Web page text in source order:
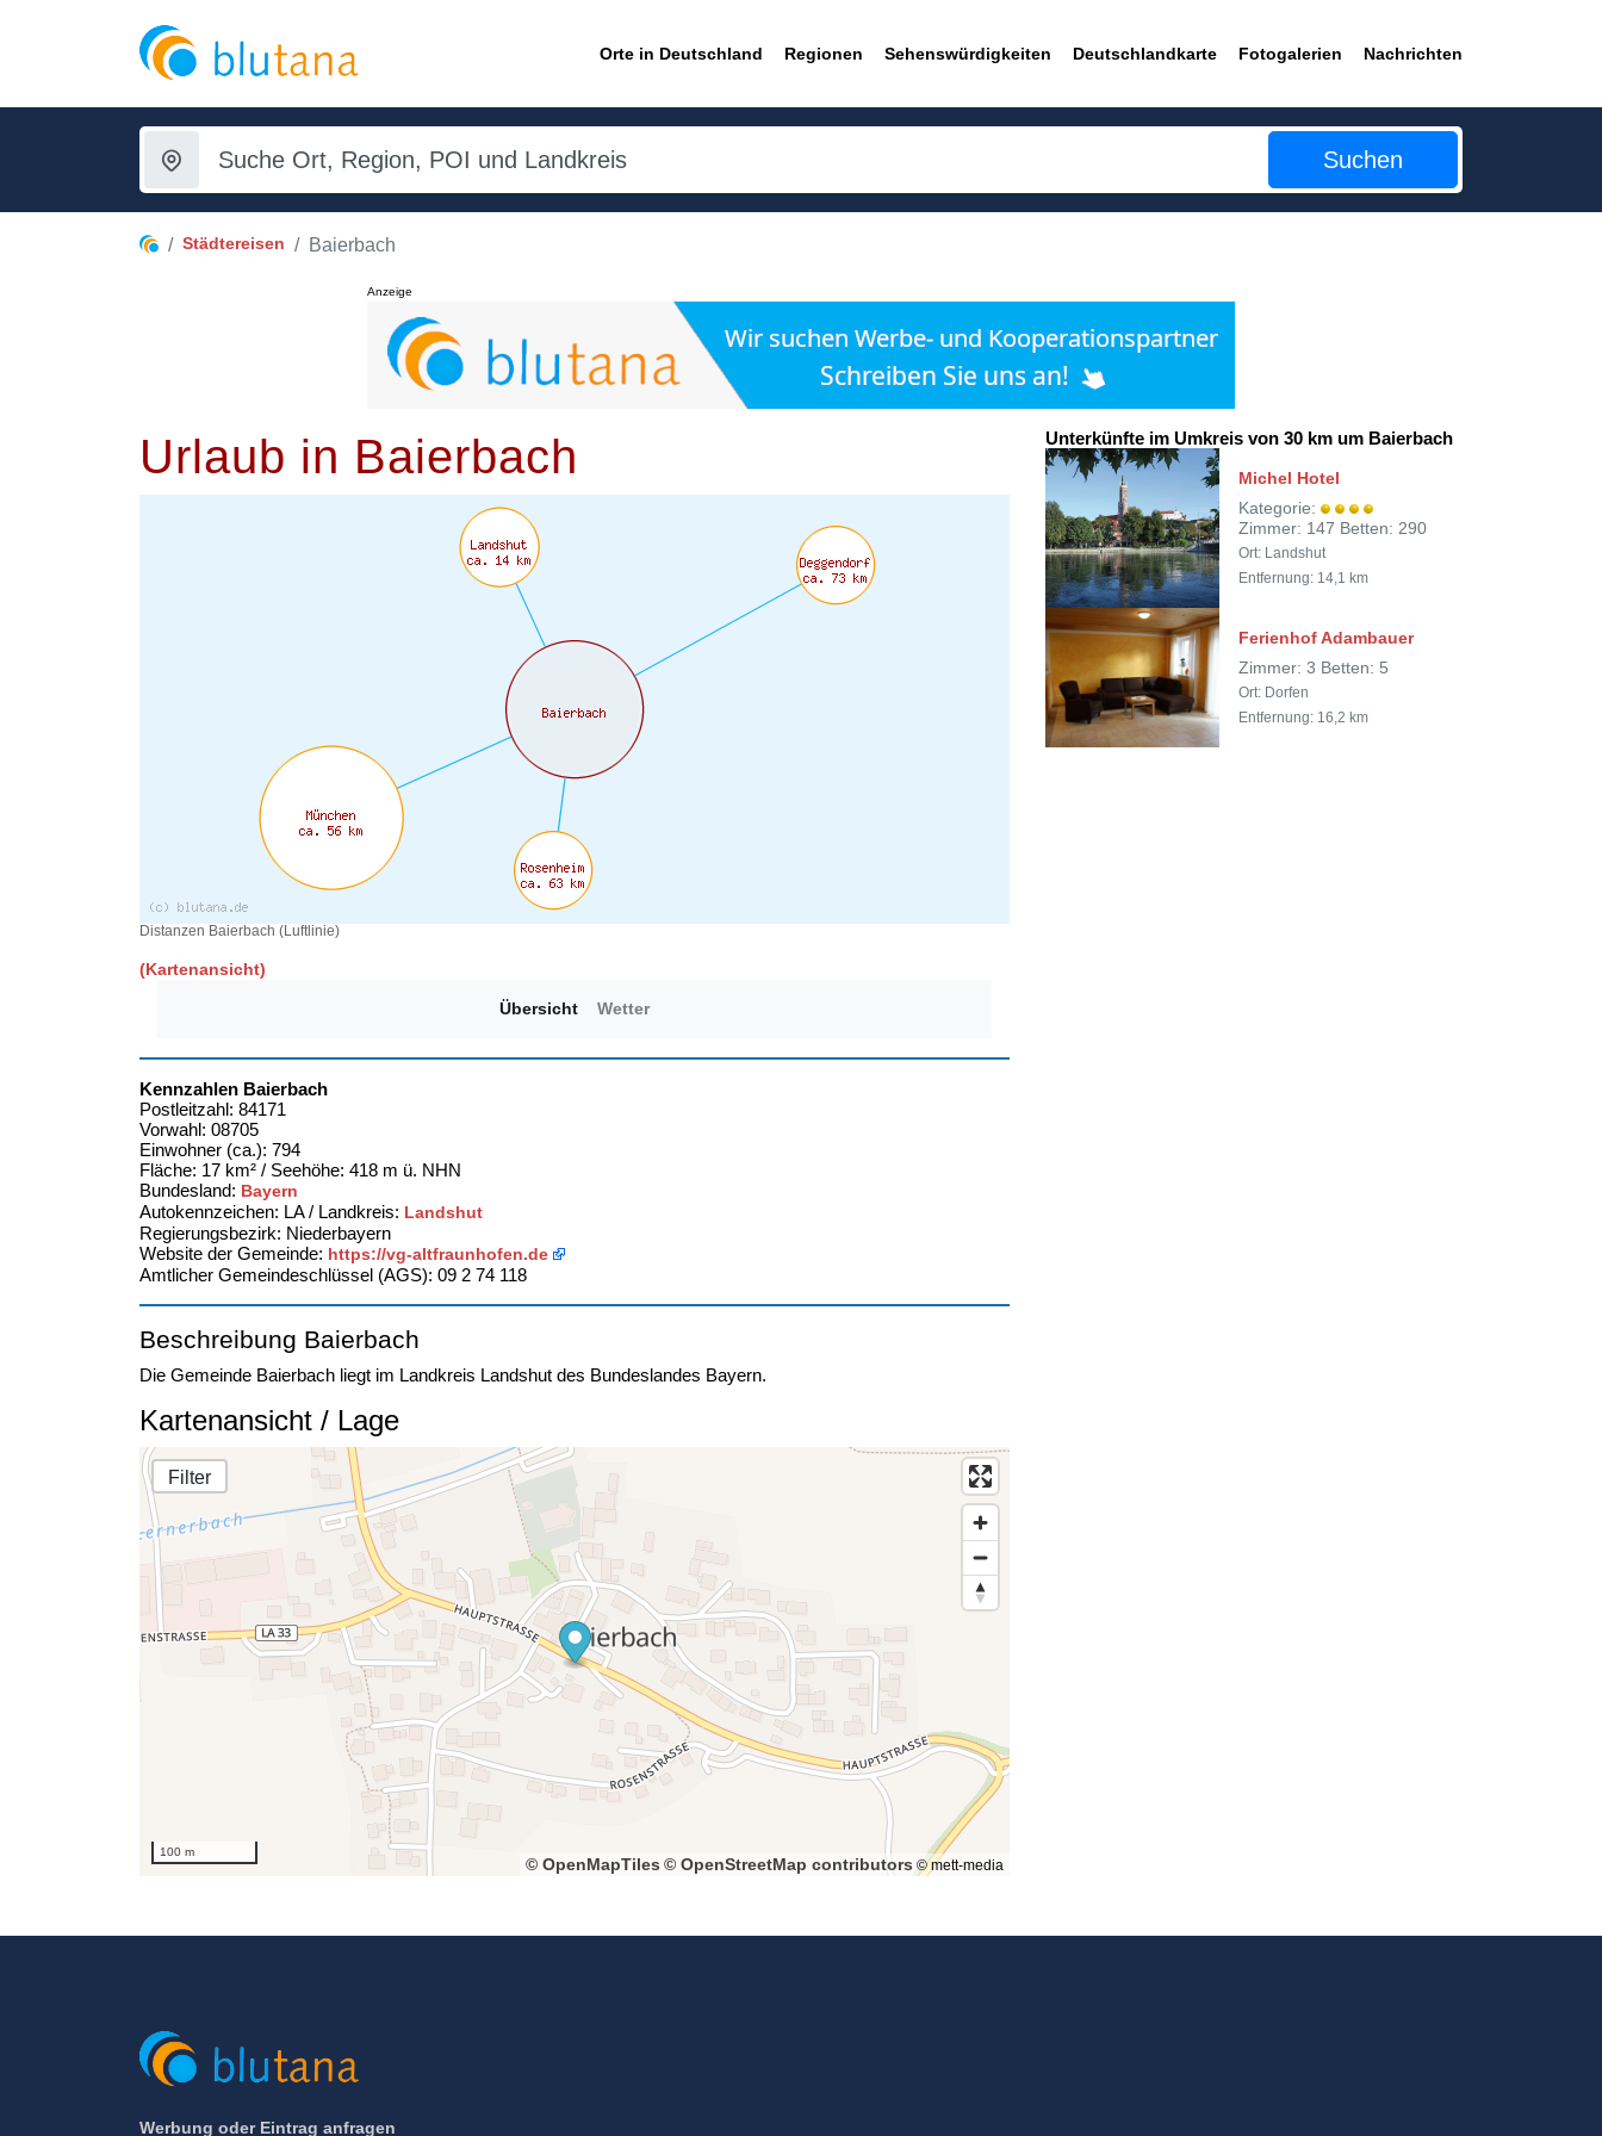
Orte in Deutschland Regionen Sehenswürdigkeiten Deutschlandkarte Fotogalerien Nachrichten
Suchen
Städtereisen Baierbach
Anzeige
Urlaub in Baierbach
Distanzen Baierbach (Luftlinie)
(Kartenansicht)
Übersicht Wetter
Kennzahlen Baierbach
Postleitzahl: 84171
Vorwahl: 08705
Einwohner (ca.): 794
Fläche: 17 km² / Seehöhe: 418 m ü. NHN
Bundesland: Bayern
Autokennzeichen: LA / Landkreis: Landshut
Regierungsbezirk: Niederbayern
Website der Gemeinde: https://vg-altfraunhofen.de
Amtlicher Gemeindeschlüssel (AGS): 09 2 74 118
Beschreibung Baierbach
Die Gemeinde Baierbach liegt im Landkreis Landshut des Bundeslandes Bayern.
Kartenansicht / Lage
Filter
100 m
© OpenMapTiles © OpenStreetMap contributors © mett-media
Unterkünfte im Umkreis von 30 km um Baierbach
Michel Hotel
Kategorie:
Zimmer: 147 Betten: 290
Ort: Landshut
Entfernung: 14,1 km
Ferienhof Adambauer
Zimmer: 3 Betten: 5
Ort: Dorfen
Entfernung: 16,2 km
Werbung oder Eintrag anfragen